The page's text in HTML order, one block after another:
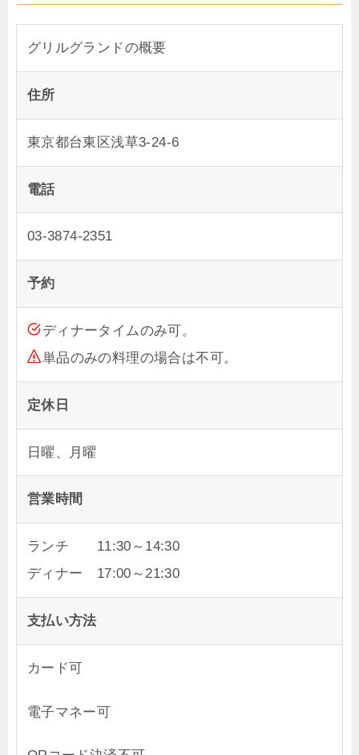
グリルグランドの概要
住所
東京都台東区浅草3-24-6
電話
03-3874-2351
予約
ディナータイムのみ可。
単品のみの料理の場合は不可。
定休日
日曜、月曜
営業時間
ランチ 11:30～14:30
ディナー 17:00～21:30
支払い方法
カード可
電子マネー可